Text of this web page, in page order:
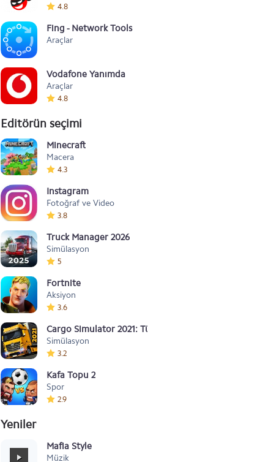
4.8
Fing - Network Tools
Araçlar
Vodafone Yanımda
Araçlar
4.8
Editörün seçimi
Minecraft
Macera
4.3
Instagram
Fotoğraf ve Video
3.8
Truck Manager 2026
Simülasyon
5
Fortnite
Aksiyon
3.6
Cargo Simulator 2021: Türkiye
Simülasyon
3.2
Kafa Topu 2
Spor
2.9
Yeniler
Mafia Style
Müzik